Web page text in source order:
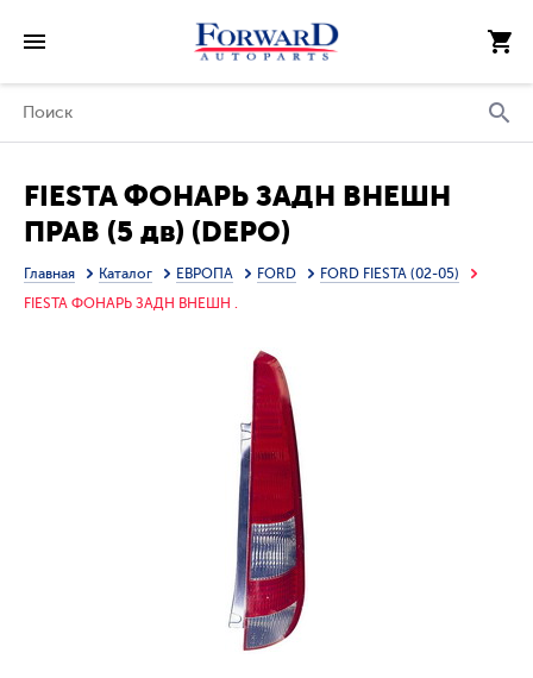
FIESTA ФОНАРЬ ЗАДН ВНЕШН
ПРАВ (5 дв) (DEPO)
Главная Каталог ЕВРОПА FORD
FORD FIESTA (02-05)
FIESTA ФОНАРЬ ЗАДН ВНЕШН .